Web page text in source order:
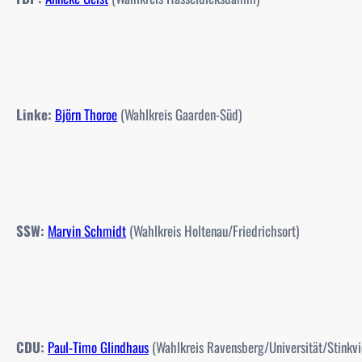
Linke: Björn Thoroe (Wahlkreis Gaarden-Süd)
SSW: Marvin Schmidt (Wahlkreis Holtenau/Friedrichsort)
CDU: Paul-Timo Glindhaus (Wahlkreis Ravensberg/Universität/